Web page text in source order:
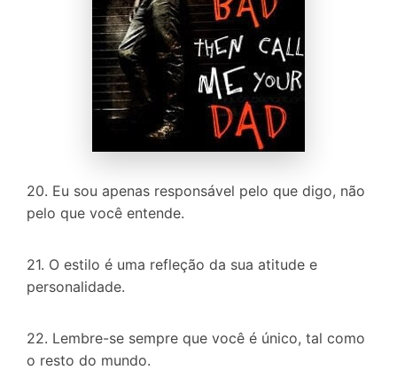
20. Eu sou apenas responsável pelo que digo, não
pelo que você entende.
21. O estilo é uma refleção da sua atitude e
personalidade.
22. Lembre-se sempre que você é único, tal como
o resto do mundo.